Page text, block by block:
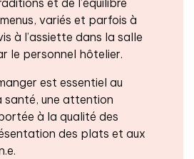
et de l’équilibre
variés et parfois à
à l’assiette dans la salle
le personnel hôtelier.
est essentiel au
une attention
à la qualité des
des plats et aux